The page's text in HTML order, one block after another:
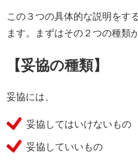
この３つの具体的な説明をす
ます。まずはその２つの種類
【妥協の種類】
妥協には、
妥協してはいけないもの
妥協していいもの